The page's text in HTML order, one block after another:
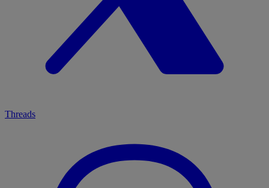
Threads